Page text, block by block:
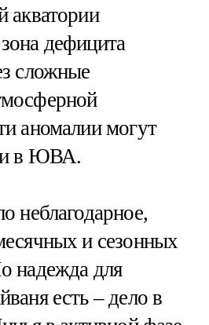
акватории
дефицита
сложные
аномалии могут
и в ЮВА.
неблагодарное,
и сезонных
надежда для
есть – дело в